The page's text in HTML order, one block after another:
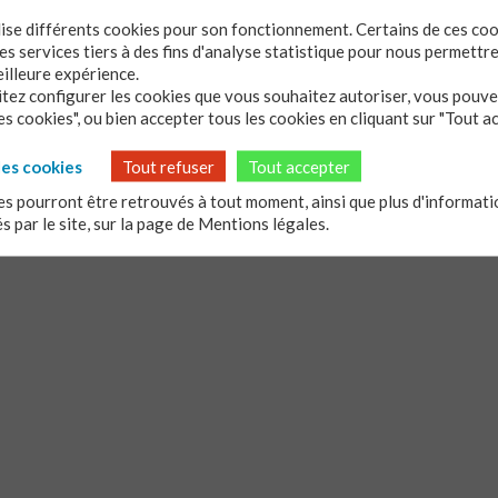
PENTECÔTE FACE AU BURN-OUT
des Actes des Apôtres (chapitre 2, versets 1 à 13) la Pentecôte
d’une énergie fulgurante : un vent violent, des langues de
hommes terrifiés hors de leur confinement pour parler au monde. À
de l’extinction. C’est le stade où le « feu intérieur » s’est
ne laissant que des cendres froides et un vide épuisant. Croiser ces
la nature de notre propre dynamisme : qu’est-ce qui
Lire la suite
différents cookies pour son fonctionnement. Certains de ces
services tiers à des fins d'analyse statistique pour nous
expérience.
configurer les cookies que vous souhaitez autoriser, vous
cookies", ou bien accepter tous les cookies en cliquant sur "Tout
cookies
Tout refuser
Tout accepter
pourront être retrouvés à tout moment, ainsi que plus
par le site, sur la page de Mentions légales.